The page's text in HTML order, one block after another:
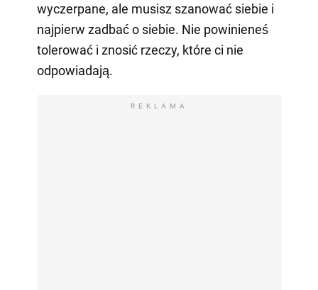
wyczerpane, ale musisz szanować siebie i
najpierw zadbać o siebie. Nie powinieneś
tolerować i znosić rzeczy, które ci nie
odpowiadają.
REKLAMA